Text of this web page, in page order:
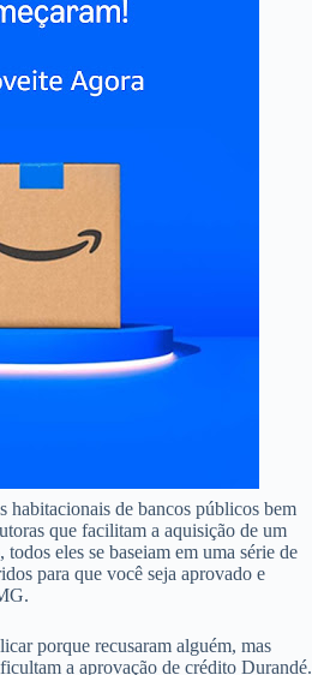
habitacionais de bancos públicos bem
que facilitam a aquisição de um
eles se baseiam em uma série de
para que você seja aprovado e
porque recusaram alguém, mas
a aprovação de crédito Durandé.